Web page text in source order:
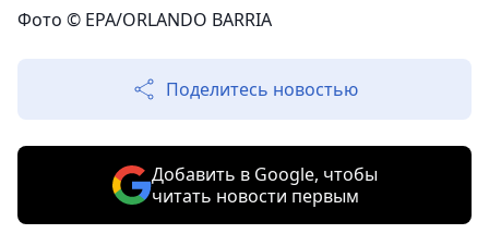
Фото © EPA/ORLANDO BARRIA
Поделитесь новостью
Добавить в Google, чтобы
читать новости первым